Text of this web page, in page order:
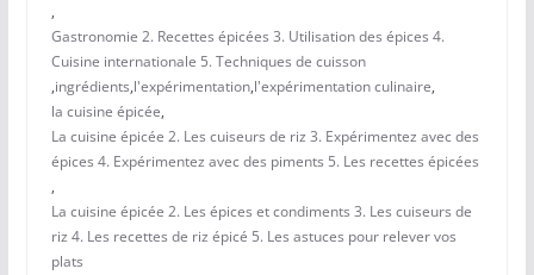
,
Gastronomie 2. Recettes épicées 3. Utilisation des épices 4.
Cuisine internationale 5. Techniques de cuisson
,ingrédients,l'expérimentation,l'expérimentation culinaire,
la cuisine épicée,
La cuisine épicée 2. Les cuiseurs de riz 3. Expérimentez avec des
épices 4. Expérimentez avec des piments 5. Les recettes épicées
,
La cuisine épicée 2. Les épices et condiments 3. Les cuiseurs de
riz 4. Les recettes de riz épicé 5. Les astuces pour relever vos
plats